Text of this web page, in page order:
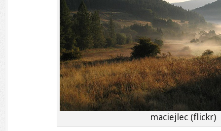
maciejlec (flickr)